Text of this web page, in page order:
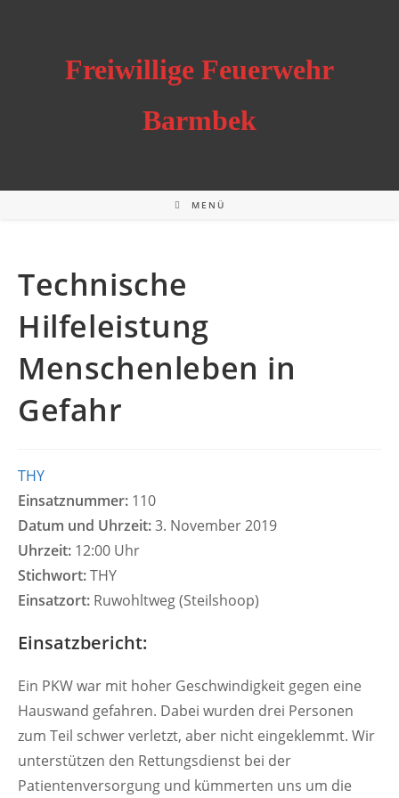
Freiwillige Feuerwehr
Barmbek
MENÜ
Technische
Hilfeleistung
Menschenleben in
Gefahr
THY
Einsatznummer: 110
Datum und Uhrzeit:3. November 2019
Uhrzeit: 12:00 Uhr
Stichwort:THY
Einsatzort: Ruwohltweg (Steilshoop)
Einsatzbericht:
Ein PKW war mit hoher Geschwindigkeit gegen eine
Hauswand gefahren. Dabei wurden drei Personen
zum Teil schwer verletzt, aber nicht eingeklemmt. Wir
unterstützen den Rettungsdienst bei der
Patientenversorgung und kümmerten uns um die